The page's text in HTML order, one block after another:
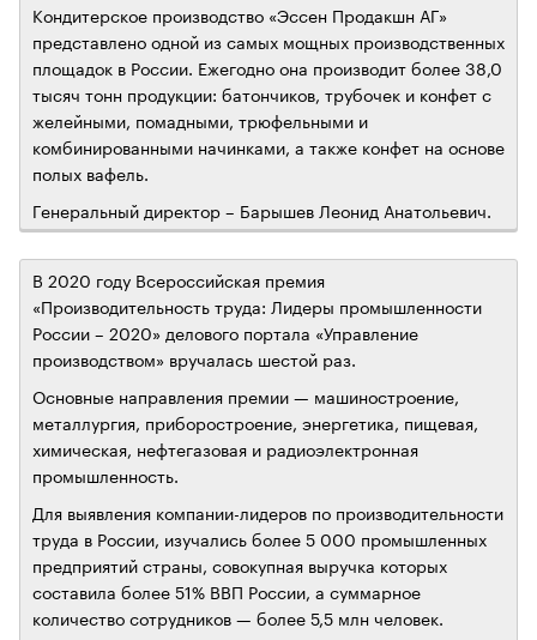
Кондитерское производство «Эссен Продакшн АГ»
представлено одной из самых мощных производственных
площадок в России. Ежегодно она производит более 38,0
тысяч тонн продукции: батончиков, трубочек и конфет с
желейными, помадными, трюфельными и
комбинированными начинками, а также конфет на основе
полых вафель.
Генеральный директор – Барышев Леонид Анатольевич.
В 2020 году Всероссийская премия
«Производительность труда: Лидеры промышленности
России – 2020» делового портала «Управление
производством» вручалась шестой раз.
Основные направления премии — машиностроение,
металлургия, приборостроение, энергетика, пищевая,
химическая, нефтегазовая и радиоэлектронная
промышленность.
Для выявления компании-лидеров по производительности
труда в России, изучались более 5 000 промышленных
предприятий страны, совокупная выручка которых
составила более 51% ВВП России, а суммарное
количество сотрудников — более 5,5 млн человек.